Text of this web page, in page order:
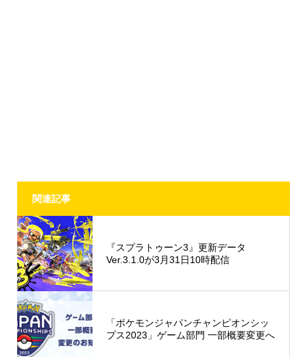
関連記事
『スプラトゥーン3』更新データ
Ver.3.1.0が3月31日10時配信
「ポケモンジャパンチャンピオンシッ
プス2023」ゲーム部門 一部概要変更へ